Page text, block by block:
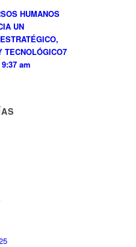
HUMANOS
UN
TECNOLÓGICO7
am